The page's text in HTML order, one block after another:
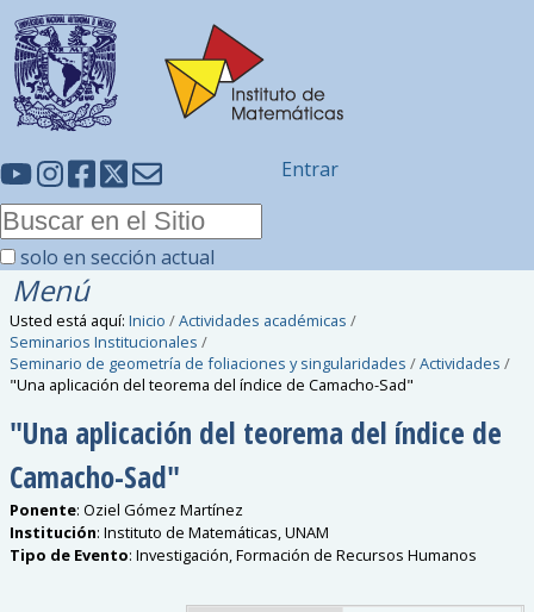
solo en sección actual
Entrar
Menú
Usted está aquí: Inicio /Actividades académicas /
Seminarios Institucionales /
Seminario de geometría de foliaciones y singularidades /Actividades /
"Una aplicación del teorema del índice de Camacho-Sad"
"Una aplicación del teorema del índice de
Camacho-Sad"
Ponente:Oziel Gómez Martínez
Institución:Instituto de Matemáticas, UNAM
Tipo de Evento:Investigación, Formación de Recursos Humanos